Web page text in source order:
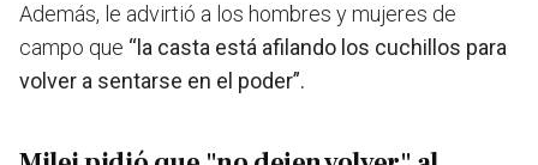
Además, le advirtió a los hombres y mujeres de
campo que “la casta está afilando los cuchillos para
volver a sentarse en el poder”.